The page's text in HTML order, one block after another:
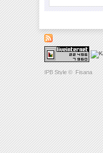
IPB Style © Fisana